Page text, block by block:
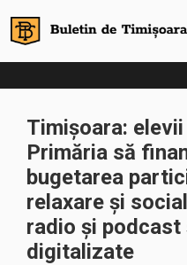
Timișoara:
Primăria să
bugetarea
relaxare și
radio și
digitalizate